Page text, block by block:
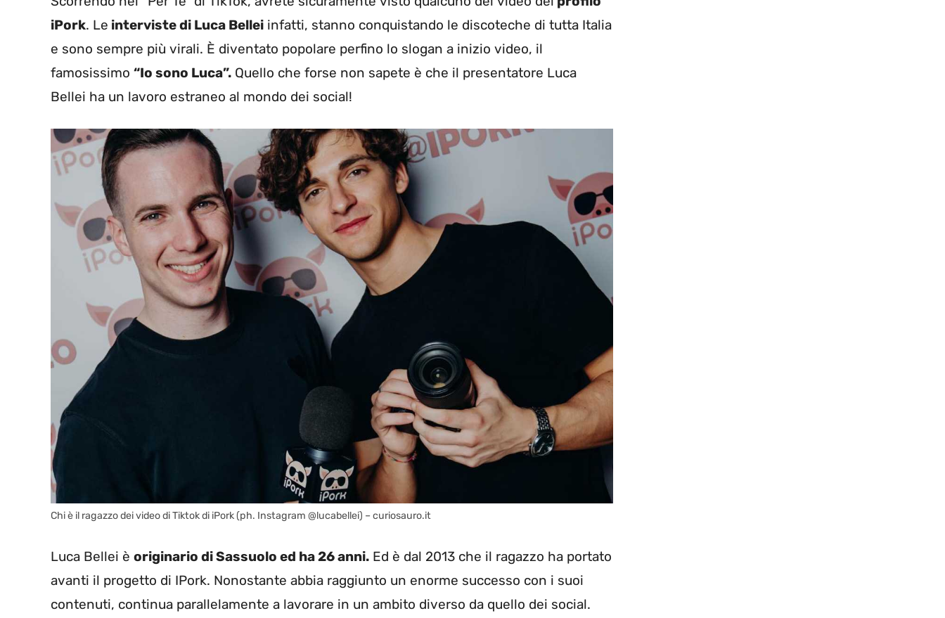
iPork. Le interviste di Luca Bellei infatti, stanno conquistando le discoteche di tutta Italia
e sono sempre più virali. È diventato popolare perfino lo slogan a inizio video, il
famosissimo “Io sono Luca”. Quello che forse non sapete è che il presentatore Luca
Bellei ha un lavoro estraneo al mondo dei social!
Chi è il ragazzo dei video di Tiktok di iPork (ph. Instagram @lucabellei) – curiosauro.it
Luca Bellei è originario di Sassuolo ed ha 26 anni. Ed è dal 2013 che il ragazzo ha portato
avanti il progetto di IPork. Nonostante abbia raggiunto un enorme successo con i suoi
contenuti, continua parallelamente a lavorare in un ambito diverso da quello dei social.